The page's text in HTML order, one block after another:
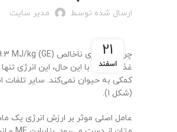
ارسال شده توسط مدیر سایت
21
اسفند
غذایی‌‌است. با این حال، این انرژی
(شکل 1).
عامل اصلی موثر بر ارزش انرژی یک